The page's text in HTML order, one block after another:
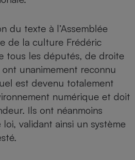
du texte à l’Assemblée
de la culture Frédéric
tous les députés, de droite
unanimement reconnu
est devenu totalement
numérique et doit
Ils ont néanmoins
validant ainsi un système
Complément
alimentaire
Assurance emprunteur
Gros électroménager
Petit électroménager -
Internet
Téléphonie
Mutuelle